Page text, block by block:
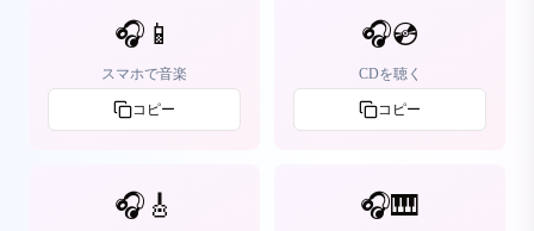
🎧📱
スマホで音楽
コピー
🎧💿
CDを聴く
コピー
🎧🎸 🎧🎹